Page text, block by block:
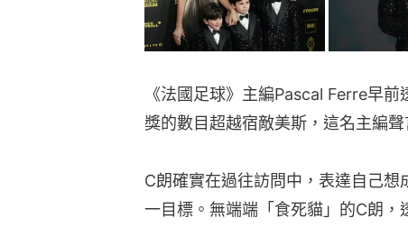
《法國足球》主編Pascal Ferre早
獎的數目超越宿敵美斯，這名主編
C朗確實在過往訪問中，表達自己
一目標。無端端「食死貓」的C朗